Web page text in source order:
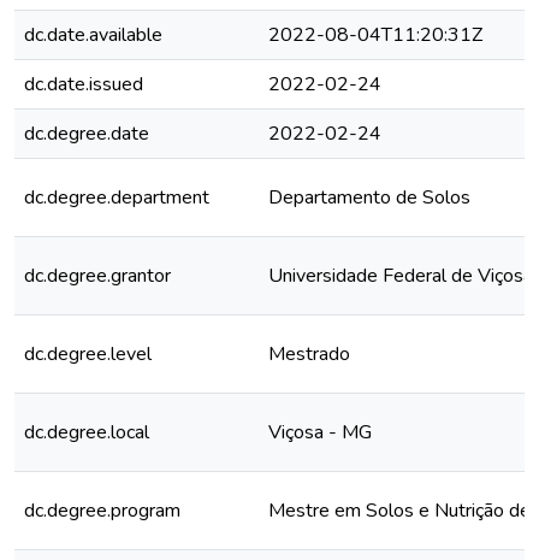
dc.date.available
2022-08-04T11:20:31Z
dc.date.issued
2022-02-24
dc.degree.date
2022-02-24
dc.degree.department Departamento de Solos
dc.degree.grantor Universidade Federal de Viçosa
dc.degree.level Mestrado
dc.degree.local Viçosa - MG
dc.degree.program Mestre em Solos e Nutrição de